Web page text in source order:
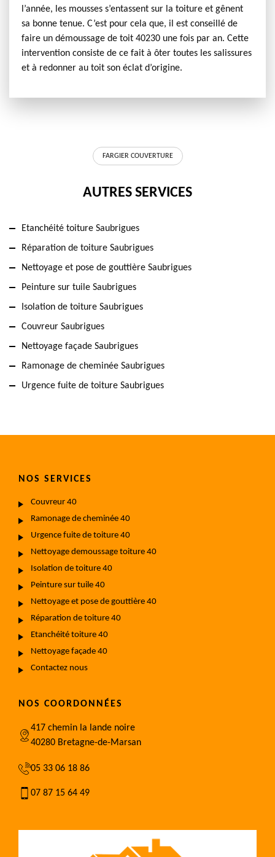
l’année, les mousses s’entassent sur la toiture et gênent
sa bonne tenue. C’est pour cela que, il est conseillé de
faire un démoussage de toit 40230 une fois par an. Cette
intervention consiste de ce fait à ôter toutes les salissures
et à redonner au toit son éclat d’origine.
FARGIER COUVERTURE
AUTRES SERVICES
Etanchéité toiture Saubrigues
Réparation de toiture Saubrigues
Nettoyage et pose de gouttière Saubrigues
Peinture sur tuile Saubrigues
Isolation de toiture Saubrigues
Couvreur Saubrigues
Nettoyage façade Saubrigues
Ramonage de cheminée Saubrigues
Urgence fuite de toiture Saubrigues
NOS SERVICES
Couvreur 40
Ramonage de cheminée 40
Urgence fuite de toiture 40
Nettoyage demoussage toiture 40
Isolation de toiture 40
Peinture sur tuile 40
Nettoyage et pose de gouttière 40
Réparation de toiture 40
Etanchéité toiture 40
Nettoyage façade 40
Contactez nous
NOS COORDONNÉES
417 chemin la lande noire
40280 Bretagne-de-Marsan
05 33 06 18 86
07 87 15 64 49